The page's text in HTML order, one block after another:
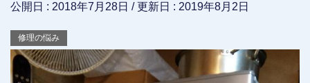
公開日 : 2018年7月28日 / 更新日 : 2019年8月2日
修理の悩み